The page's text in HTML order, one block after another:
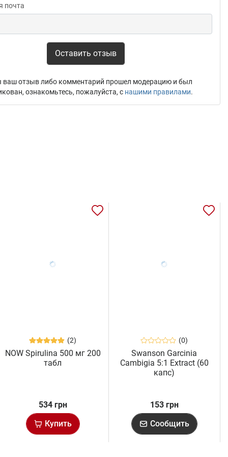
почта
Оставить отзыв
ваш отзыв либо комментарий прошел модерацию и был
ознакомьтесь, пожалуйста, с нашими правилами.
(2)
NOW Spirulina 500 мг 200
табл
534 грн
Купить
(0)
Swanson Garcinia
Cambigia 5:1 Extract (60
капс)
153 грн
Сообщить